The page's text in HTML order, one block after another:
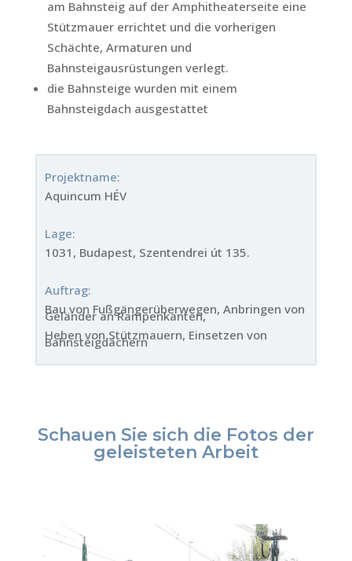
am Bahnsteig auf der Amphitheaterseite eine
Stützmauer errichtet und die vorherigen
Schächte, Armaturen und
Bahnsteigausrüstungen verlegt.
die Bahnsteige wurden mit einem
Bahnsteigdach ausgestattet
Projektname:
Aquincum HÉV
Lage:
1031, Budapest, Szentendrei út 135.
Auftrag:
Bau von Fußgängerüberwegen, Anbringen von
Geländer an Rampenkanten,
Heben von Stützmauern, Einsetzen von
Bahnsteigdächern
Schauen Sie sich die Fotos der
geleisteten Arbeit